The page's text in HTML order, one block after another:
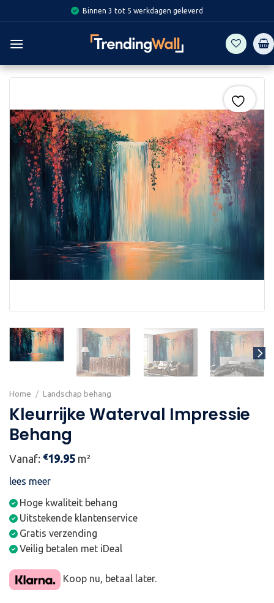
to
content
Binnen 3 tot 5 werkdagen geleverd
Home / Landschap behang
Kleurrijke Waterval Impressie
Behang
Vanaf: €19.95 m²
lees meer
Hoge kwaliteit behang
Uitstekende klantenservice
Gratis verzending
Veilig betalen met iDeal
Koop nu, betaal later.